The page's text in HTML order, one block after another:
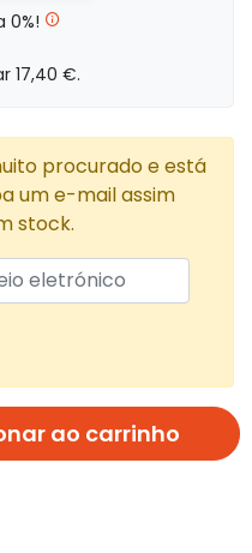
€
€s/iva
0%!
17,40 €.
procurado e está
um e-mail assim
stock.
ao carrinho